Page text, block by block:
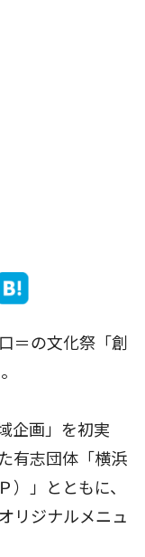
＝の文化祭「創
企画」を初実
有志団体「横浜
）」とともに、
リジナルメニュ